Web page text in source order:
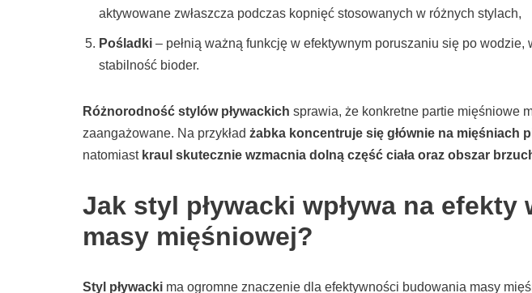
aktywowane zwłaszcza podczas kopnięć stosowanych w różnych stylach,
Pośladki – pełnią ważną funkcję w efektywnym poruszaniu się po wodzie,
stabilność bioder.
Różnorodność stylów pływackich sprawia, że konkretne partie mięśniowe
zaangażowane. Na przykład żabka koncentruje się głównie na mięśniach
natomiast kraul skutecznie wzmacnia dolną część ciała oraz obszar
Jak styl pływacki wpływa na efekty
masy mięśniowej?
Styl pływacki ma ogromne znaczenie dla efektywności budowania masy